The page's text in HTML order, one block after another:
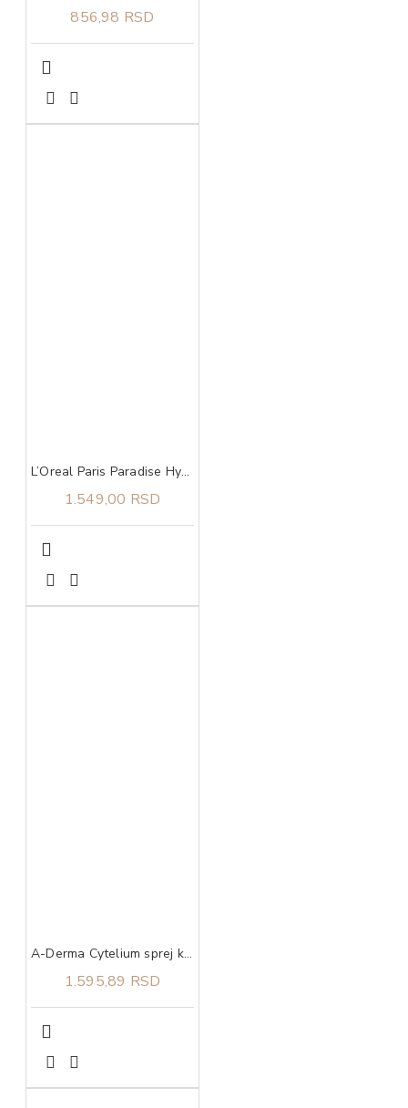
856,98 RSD
L’Oreal Paris Paradise Hyaluron Tint serum za usne u boji 601 Worth It
1.549,00 RSD
A-Derma Cytelium sprej koji suši i umiruje iritacije na koži 100 ml
1.595,89 RSD